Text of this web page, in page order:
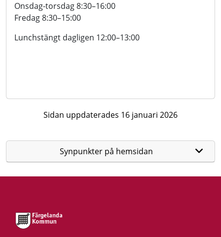
Onsdag-torsdag 8:30–16:00
Fredag 8:30–15:00
Lunchstängt dagligen 12:00–13:00
Sidan uppdaterades 16 januari 2026
Synpunkter på hemsidan